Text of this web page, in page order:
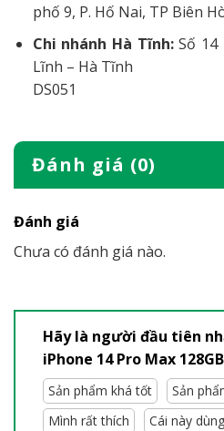
phố 9, P. Hố Nai, TP Biên
Chi nhánh Hà Tĩnh:Số 14
Lĩnh – Hà Tĩnh
DS051
Đánh giá (0)
Đánh giá
Chưa có đánh giá nào.
Hãy là người đầu tiên
iPhone 14 Pro Max
Sản phẩm khá tốt
Sản
Mình rất thích
Cái này